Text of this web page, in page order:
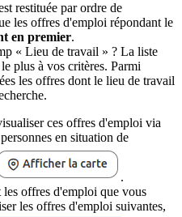
restituée par ordre de
les offres d'emploi répondant le
en premier.
« Lieu de travail » ? La liste
plus à vos critères. Parmi
les offres dont le lieu de travail
ces offres d'emploi via
en situation de
.
offres d'emploi que vous
les offres d'emploi suivantes,